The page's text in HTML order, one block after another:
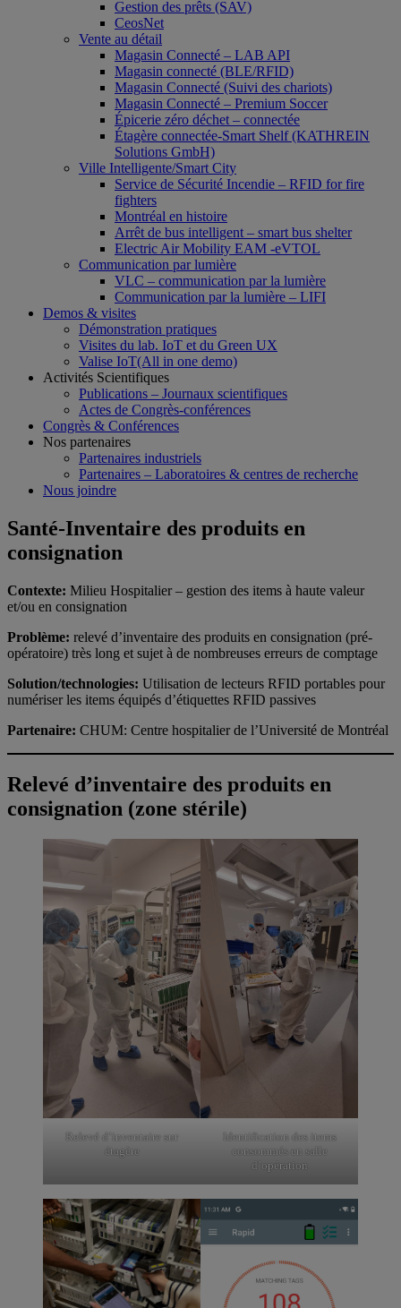
Gestion des prêts (SAV)
CeosNet
Vente au détail
Magasin Connecté – LAB API
Magasin connecté (BLE/RFID)
Magasin Connecté (Suivi des chariots)
Magasin Connecté – Premium Soccer
Épicerie zéro déchet – connectée
Étagère connectée-Smart Shelf (KATHREIN
Solutions GmbH)
Ville Intelligente/Smart City
Service de Sécurité Incendie – RFID for fire
fighters
Montréal en histoire
Arrêt de bus intelligent – smart bus shelter
Electric Air Mobility EAM -eVTOL
Communication par lumière
VLC – communication par la lumière
Communication par la lumière – LIFI
Demos & visites
Démonstration pratiques
Visites du lab. IoT et du Green UX
Valise IoT(All in one demo)
Activités Scientifiques
Publications – Journaux scientifiques
Actes de Congrès-conférences
Congrès & Conférences
Nos partenaires
Partenaires industriels
Partenaires – Laboratoires & centres de recherche
Nous joindre
Santé-Inventaire des produits en
consignation
Contexte: Milieu Hospitalier – gestion des items à haute valeur
et/ou en consignation
Problème: relevé d’inventaire des produits en consignation (pré-
opératoire) très long et sujet à de nombreuses erreurs de comptage
Solution/technologies: Utilisation de lecteurs RFID portables pour
numériser les items équipés d’étiquettes RFID passives
Partenaire: CHUM: Centre hospitalier de l’Université de Montréal
Relevé d’inventaire des produits en
consignation (zone stérile)
Relevé d’inventaire sur
étagère
Identification des items
consommés en salle
d’opération